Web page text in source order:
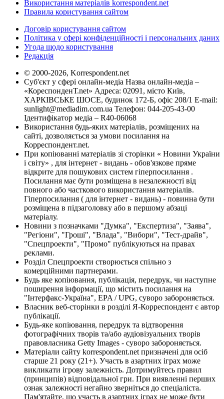
Використання матеріалів korrespondent.net
Правила користування сайтом
Договір користування сайтом
Політика у сфері конфіденційності і персональних даних
Угода щодо користування
Редакція
© 2000-2026, Korrespondent.net
Суб'єкт у сфері онлайн-медіа Назва онлайн-медіа –
«КореспонденТ.net» Адреса: 02091, місто Київ,
ХАРКІВСЬКЕ ШОСЕ, будинок 172-Б, офіс 208/1 E-mail:
sunlight@mediadim.com.ua Телефон: 044-205-43-00
Ідентифікатор медіа – R40-06068
Використання будь-яких матеріалів, розміщених на
сайті, дозволяється за умови посилання на
Корреспондент.net.
При копіюванні матеріалів зі сторінки « Новини України
і світу» , для інтернет - видань - обов'язкове пряме
відкрите для пошукових систем гіперпосилання .
Посилання має бути розміщена в незалежності від
повного або часткового використання матеріалів.
Гіперпосилання ( для інтернет - видань) - повинна бути
розміщена в підзаголовку або в першому абзаці
матеріалу.
Новини з позначками "Думка", "Експертиза", "Заява",
"Регіони", "Гроші", "Влада", "Вибори", "Тест-драйв",
"Спецпроекти", "Промо" публікуються на правах
реклами.
Розділ Спецпроекти створюється спільно з
комерційними партнерами.
Будь яке копіювання, публікація, передрук, чи наступне
поширення інформації, що містить посилання на
"Інтерфакс-Україна", EPA / UPG, суворо забороняється.
Власник веб-сторінки в розділі Я-Корреспондент є автор
публікації.
Будь-яке копіювання, передрук та відтворення
фотографічних творів та/або аудіовізуальних творів
правовласника Getty Images - суворо забороняється.
Матеріали сайту korrespondent.net призначені для осіб
старше 21 року (21+). Участь в азартних іграх може
викликати ігрову залежність. Дотримуйтесь правил
(принципів) відповідальної гри. При виявленні перших
ознак залежності негайно зверніться до спеціаліста.
Пам'ятайте, що участь в азартних іграх не може бути